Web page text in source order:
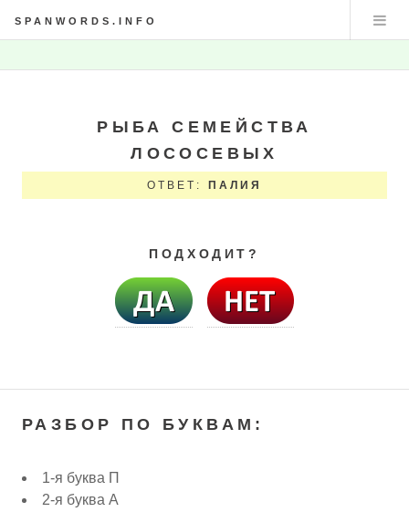
SPANWORDS.INFO
РЫБА СЕМЕЙСТВА
ЛОСОСЕВЫХ
ОТВЕТ: ПАЛИЯ
ПОДХОДИТ?
РАЗБОР ПО БУКВАМ:
1-я буква П
2-я буква А